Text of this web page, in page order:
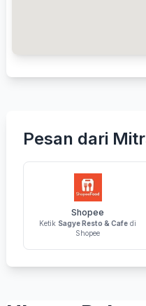
Pesan dari
Shopee
Ketik Sagye Resto & Cafe di
Shopee